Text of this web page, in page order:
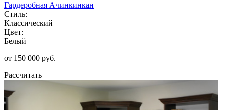
Гардеробная Ачинкинкан
Стиль:
Классический
Цвет:
Белый
от 150 000 руб.
Рассчитать